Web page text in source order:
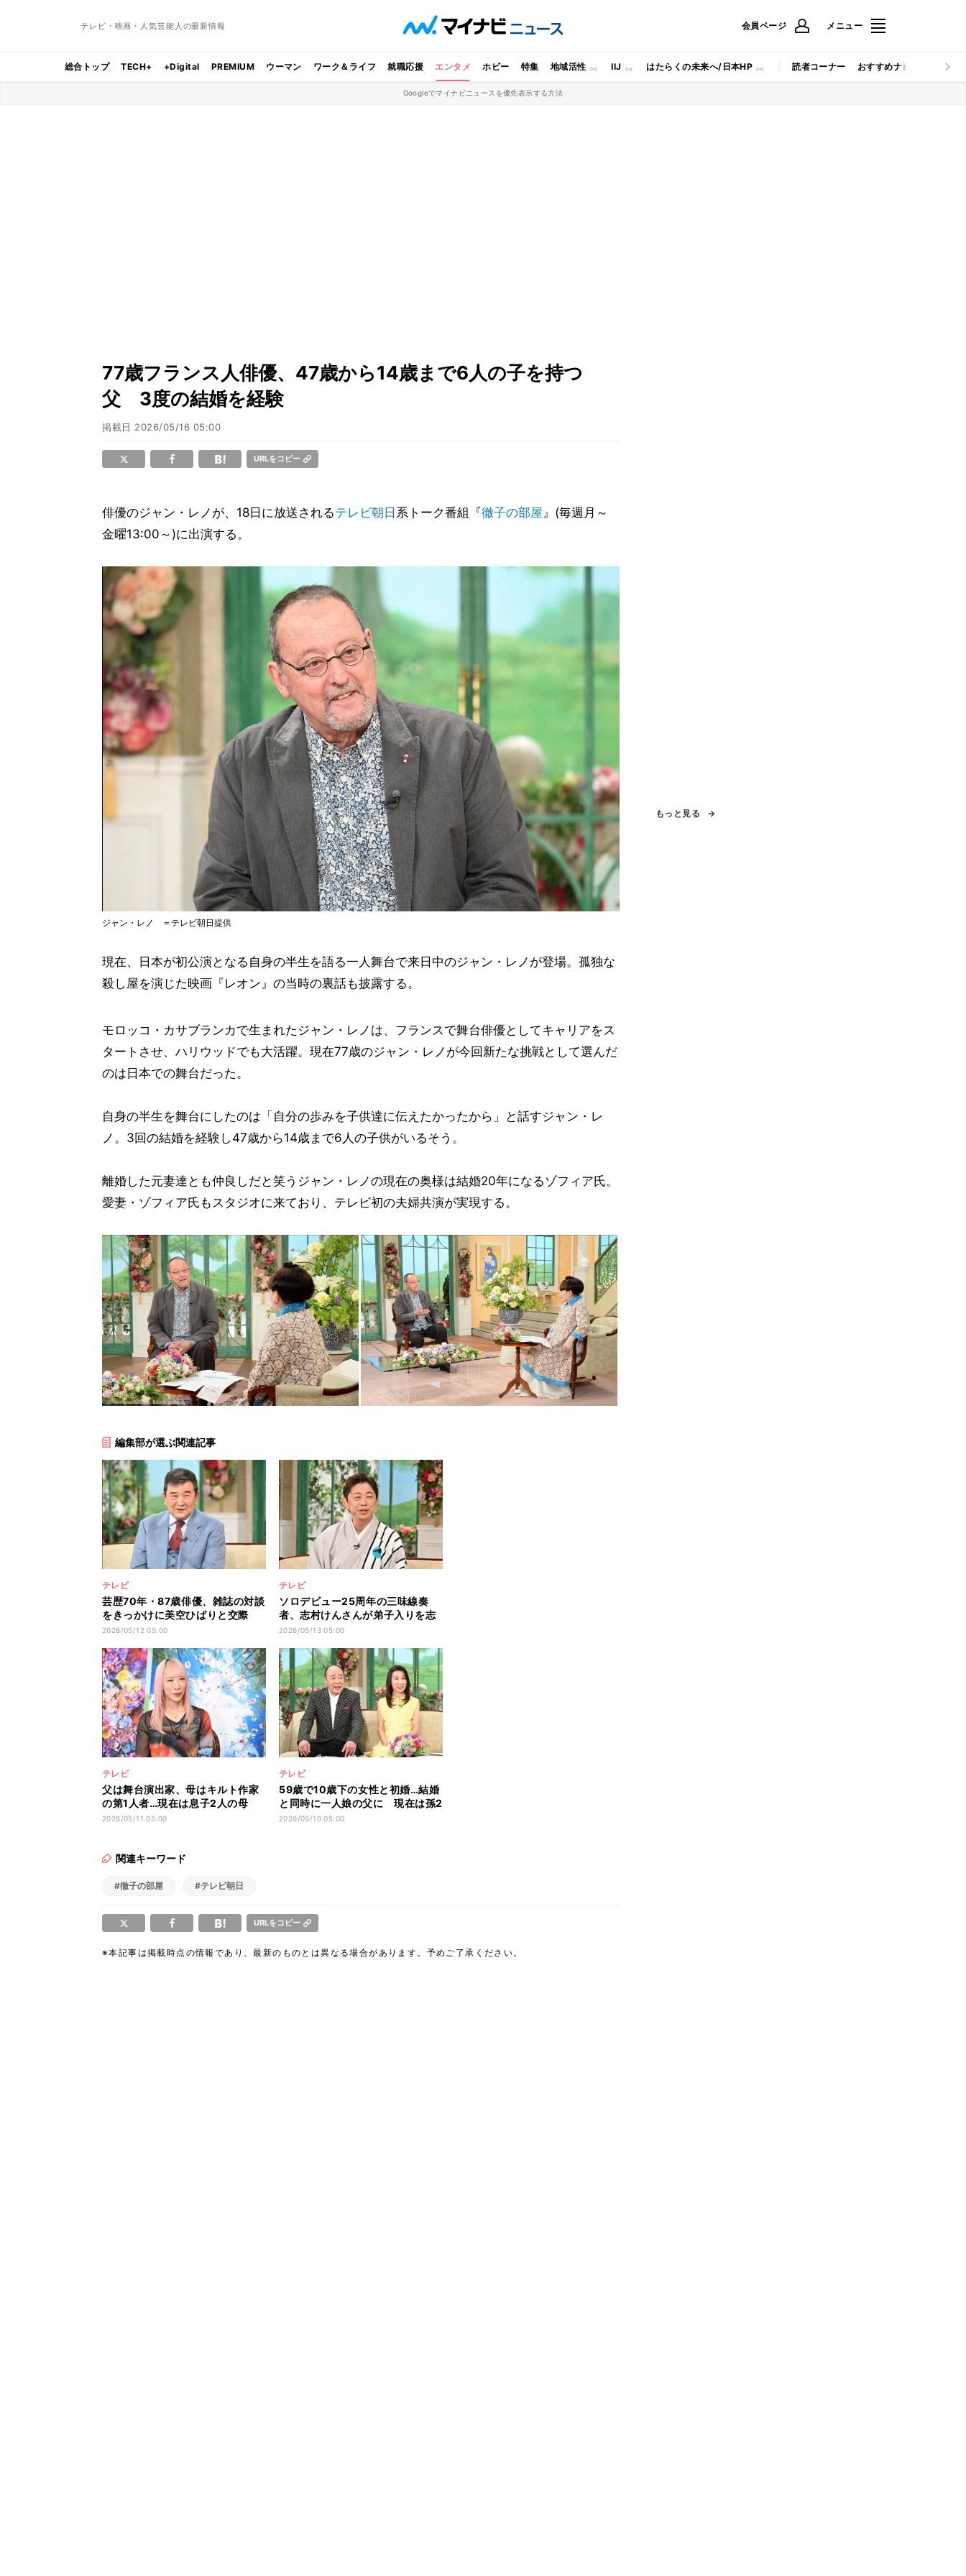
テレビ・映画・人気芸能人の最新情報 会員ページ メニュー
総合トップ TECH+ +Digital PREMIUM ウーマン ワーク＆ライフ 就職応援 エンタメ ホビー 特集 地域活性 IIJ はたらくの未来へ/日本HP 読者コーナー おすすめナビ マイナビ
Googleでマイナビニュースを優先表示する方法
77歳フランス人俳優、47歳から14歳まで6人の子を持つ
父 3度の結婚を経験
掲載日 2026/05/16 05:00
URLをコピー
俳優のジャン・レノが、18日に放送されるテレビ朝日 系トーク番組『徹子の部屋』(毎週月～
金曜13:00～)に出演する。
ジャン・レノ ＝テレビ朝日提供
現在、日本が初公演となる自身の半生を語る一人舞台で来日中のジャン・レノが登場。孤独な
殺し屋を演じた映画『レオン』の当時の裏話も披露する。
モロッコ・カサブランカで生まれたジャン・レノは、フランスで舞台俳優としてキャリアをス
タートさせ、ハリウッドでも大活躍。現在77歳のジャン・レノが今回新たな挑戦として選んだ
のは日本での舞台だった。
自身の半生を舞台にしたのは「自分の歩みを子供達に伝えたかったから」と話すジャン・レ
ノ。3回の結婚を経験し47歳から14歳まで6人の子供がいるそう。
離婚した元妻達とも仲良しだと笑うジャン・レノの現在の奥様は結婚20年になるゾフィア氏。
愛妻・ゾフィア氏もスタジオに来ており、テレビ初の夫婦共演が実現する。
編集部が選ぶ関連記事
テレビ
芸歴70年・87歳俳優、雑誌の対談
をきっかけに美空ひばりと交際
短かった結婚生活も振り返る
2026/05/12 05:00
テレビ
ソロデビュー25周年の三味線奏
者、志村けんさんが弟子入りを志
願するきっかけになった代表曲を
2026/05/13 05:00
テレビ
父は舞台演出家、母はキルト作家
の第1人者…現在は息子2人の母
制作現場に同行させる“英才教
2026/05/11 05:00
テレビ
59歳で10歳下の女性と初婚…結婚
と同時に一人娘の父に 現在は孫2
人のおじいちゃん
2026/05/10 05:00
関連キーワード
#徹子の部屋 #テレビ朝日
URLをコピー
※本記事は掲載時点の情報であり、最新のものとは異なる場合があります。予めご了承ください。
もっと見る